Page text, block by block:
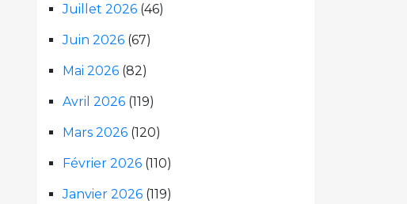
Juillet 2026 (46)
Juin 2026 (67)
Mai 2026 (82)
Avril 2026 (119)
Mars 2026 (120)
Février 2026 (110)
Janvier 2026 (119)